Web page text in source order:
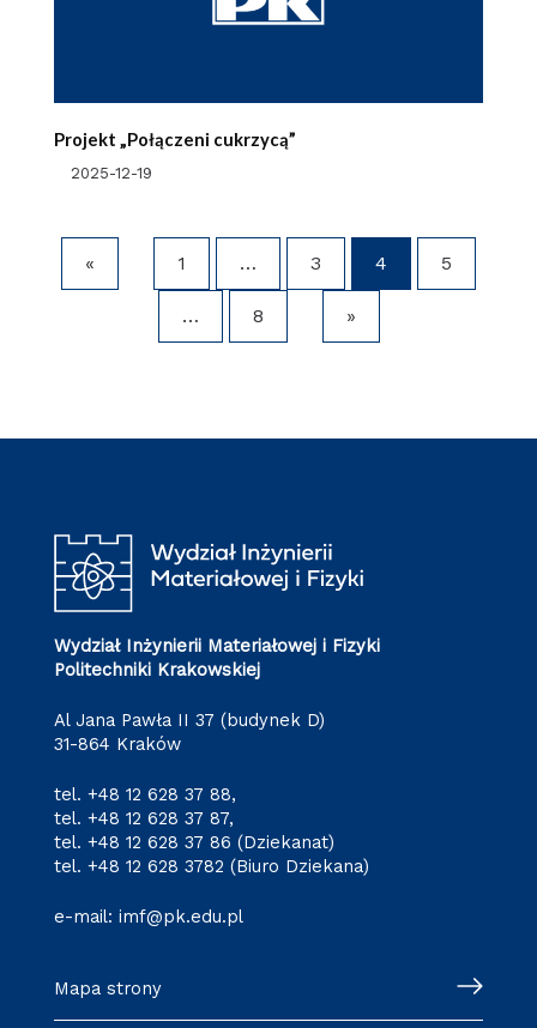
Projekt „Połączeni cukrzycą”
2025-12-19
« 1 … 3 4 5
… 8 »
Wydział Inżynierii Materiałowej i Fizyki
Politechniki Krakowskiej
Al Jana Pawła II 37 (budynek D)
31-864 Kraków
tel. +48 12 628 37 88,
tel. +48 12 628 37 87,
tel. +48 12 628 37 86 (Dziekanat)
tel. +48 12 628 3782 (Biuro Dziekana)
e-mail: imf@pk.edu.pl
Mapa strony